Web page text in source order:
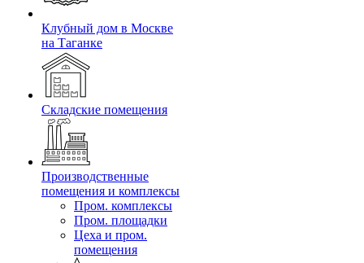
Клубный дом в Москве
на Таганке
Складские помещения
Производственные
помещения и комплексы
Пром. комплексы
Пром. площадки
Цеха и пром.
помещения